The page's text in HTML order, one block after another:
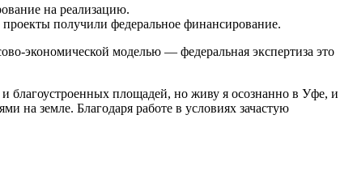
на реализацию.
получили федеральное финансирование.
экономической моделью — федеральная экспертиза это
площадей, но живу я осознанно в Уфе, и
на земле. Благодаря работе в условиях зачастую